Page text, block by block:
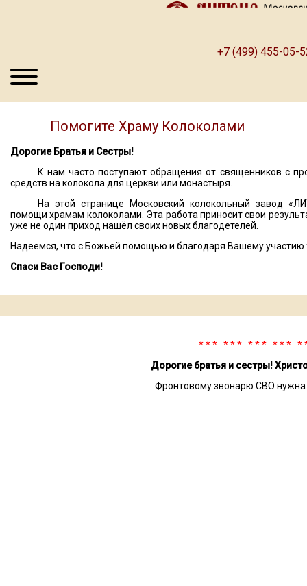
+7 (499) 455-05-
Помогите Храму Колоколами
Дорогие Братья и Сестры!
К нам часто поступают обращения от священников с
средств на колокола для церкви или монастыря.
На этой странице Московский колокольный завод
помощи храмам колоколами. Эта работа приносит свои
уже не один приход нашёл своих новых благодетелей.
Надеемся, что с Божьей помощью и благодаря Вашему участию
Спаси Вас Господи!
* * * * * * * * * * * * *
Дорогие братья и сестры!
Фронтовому звонарю СВО